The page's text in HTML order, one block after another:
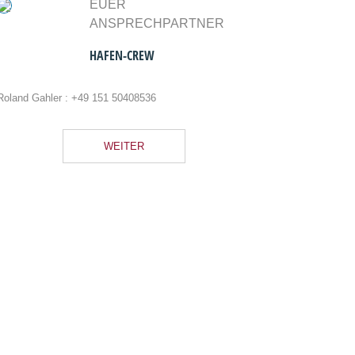
EUER
ANSPRECHPARTNER
HAFEN-CREW
Gahler : +49 151 50408536
WEITER